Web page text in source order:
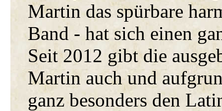
Martin das spürbare
Band - hat sich einen
Seit 2012 gibt die
Martin auch und
ganz besonders den